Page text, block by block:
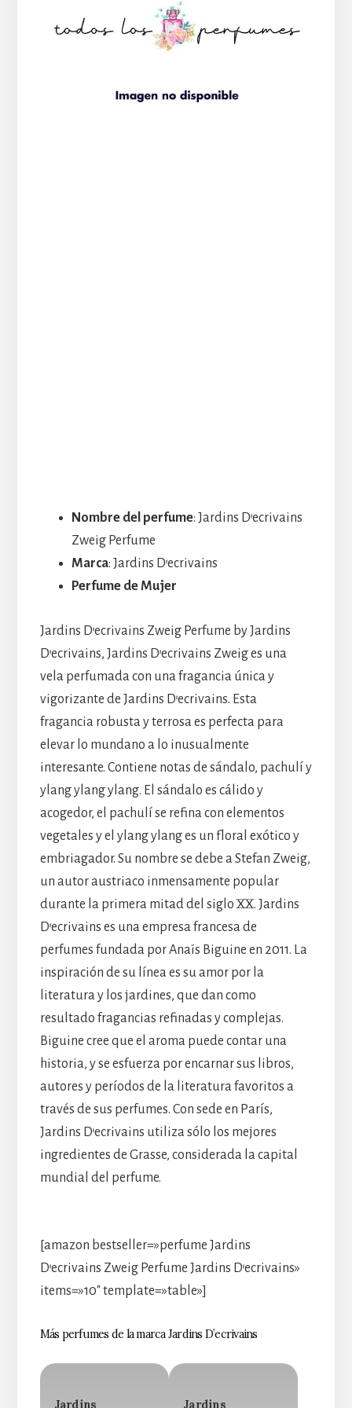
Nombre del perfume: Jardins D’ecrivains
Zweig Perfume
Marca: Jardins D’ecrivains
Perfume de Mujer
Jardins D’ecrivains Zweig Perfume by Jardins
D’ecrivains, Jardins D’ecrivains Zweig es una
vela perfumada con una fragancia única y
vigorizante de Jardins D’ecrivains. Esta
fragancia robusta y terrosa es perfecta para
elevar lo mundano a lo inusualmente
interesante. Contiene notas de sándalo, pachulí y
ylang ylang ylang. El sándalo es cálido y
acogedor, el pachulí se refina con elementos
vegetales y el ylang ylang es un floral exótico y
embriagador. Su nombre se debe a Stefan Zweig,
un autor austriaco inmensamente popular
durante la primera mitad del siglo XX. Jardins
D’ecrivains es una empresa francesa de
perfumes fundada por Anaïs Biguine en 2011. La
inspiración de su línea es su amor por la
literatura y los jardines, que dan como
resultado fragancias refinadas y complejas.
Biguine cree que el aroma puede contar una
historia, y se esfuerza por encarnar sus libros,
autores y períodos de la literatura favoritos a
través de sus perfumes. Con sede en París,
Jardins D’ecrivains utiliza sólo los mejores
ingredientes de Grasse, considerada la capital
mundial del perfume.
[amazon bestseller=»perfume Jardins
D’ecrivains Zweig Perfume Jardins D’ecrivains»
items=»10″ template=»table»]
Más perfumes de la marca Jardins D’ecrivains
Jardins Jardins